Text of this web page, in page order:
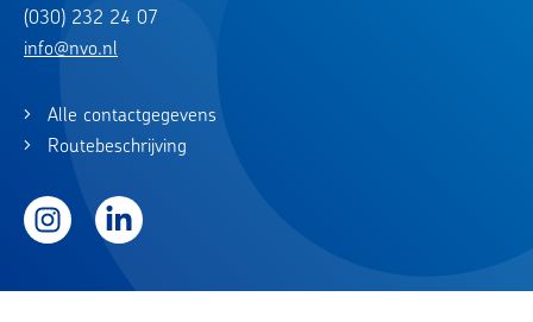
(030) 232 24 07
info@nvo.nl
Alle contactgegevens
Routebeschrijving
InstagramLinkedIn